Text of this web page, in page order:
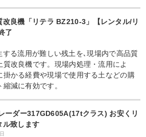
改良機「リテラ BZ210-3」【レンタル/リ
了
する流用が難しい残土を､現場内で高品質
改良機です。現場内処理・流用によ
掛かる経費や現場で使用する土などの購
減に有効です。
ーダー317GD605A(17tクラス) お安くリ
ル致します